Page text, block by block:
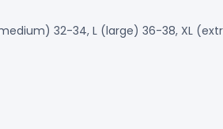
32-34, L (large) 36-38, XL